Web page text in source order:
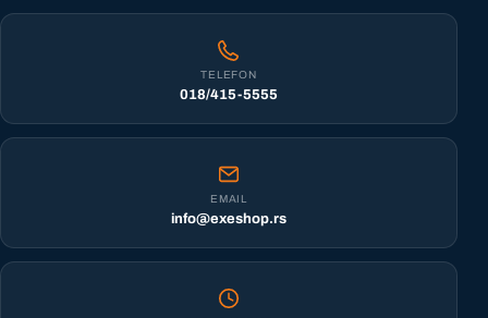
TELEFON
018/415-5555
EMAIL
info@exeshop.rs